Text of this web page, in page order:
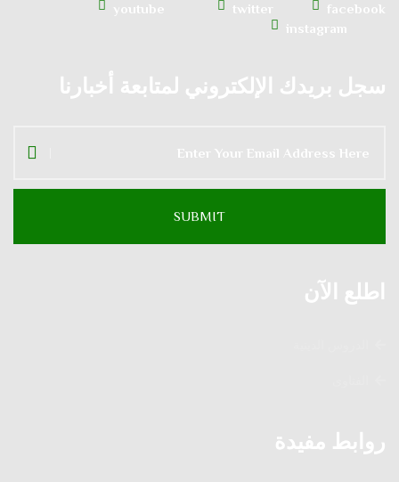
facebook
twitter
youtube
instagram
سجل بريدك الإلكتروني لمتابعة أخبارنا
اطلع الآن
روابط مفيدة